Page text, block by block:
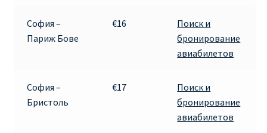
ИНФОРМАЦИЯ ДЛЯ ПАССАЖИРОВ
ЗАДЕРЖКА, ОТМЕНА, ПЕРЕНОС РЕЙСОВ RYANAIR
София –
Париж Бове
€16
Поиск и
бронирование
авиабилетов
София –
Бристоль
€17
Поиск и
бронирование
авиабилетов